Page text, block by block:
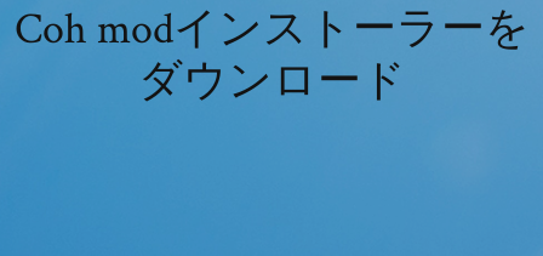
Coh modインストーラーを
ダウンロード